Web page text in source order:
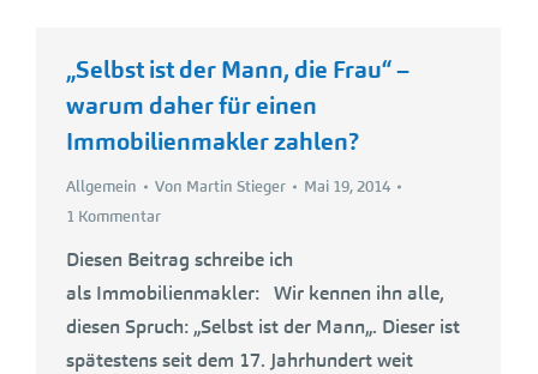
„Selbst ist der Mann, die Frau“ –
warum daher für einen
Immobilienmakler zahlen?
Allgemein Von Martin Stieger
Mai 19, 2014
1 Kommentar
Diesen Beitrag schreibe ich
als Immobilienmakler: Wir kennen ihn alle,
diesen Spruch: „Selbst ist der Mann„. Dieser ist
spätestens seit dem 17. Jahrhundert weit